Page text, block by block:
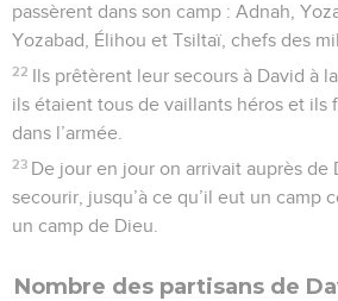
passèrent dans son camp : Adnah,
Yozabad, Élihou et Tsiltaï, chefs des
22 Ils prêtèrent leur secours à David à
ils étaient tous de vaillants héros et ils
dans l’armée.
23 De jour en jour on arrivait auprès de
secourir, jusqu’à ce qu’il eut un camp
un camp de Dieu.
Nombre des partisans de